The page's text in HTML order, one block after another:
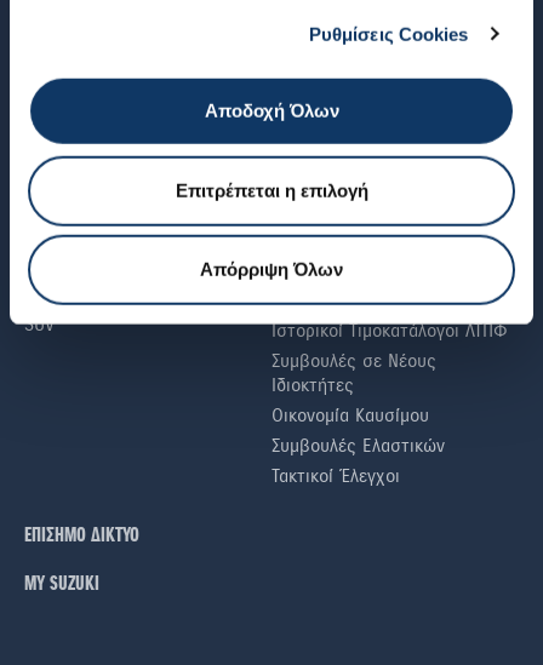
Ρυθμίσεις Cookies
Αποδοχή Όλων
Επιτρέπεται η επιλογή
Απόρριψη Όλων
Suzuki Connect
SUZUKI WORLD
SUZUKI
Νέα & Άρθρα
Γιατί SUZUKI
Περιβάλλον
Υβριδικά αυτοκίνητα
Μικρά αυτοκίνητα
SUV
ΧΡΗΣΙΜΕΣ ΠΛΗΡΟΦΟΡΙΕΣ
Αίτηση Έκδοσης
Πιστοποιητικού Συμμόρφωσης
(COC)
Βεβαίωση Εξοπλισμού
Εισαγόμενου Μεταχειρισμένου
Οδηγός Αγοράς Νέου
Αυτοκινήτου
Ιστορικοί Τιμοκατάλογοι ΛΤΠΦ
Συμβουλές σε Nέους
Iδιοκτήτες
Οικονομία Καυσίμου
Συμβουλές Ελαστικών
Τακτικοί Έλεγχοι
ΕΠΙΣΗΜΟ ΔΙΚΤΥΟ
ΜΥ SUZUKI